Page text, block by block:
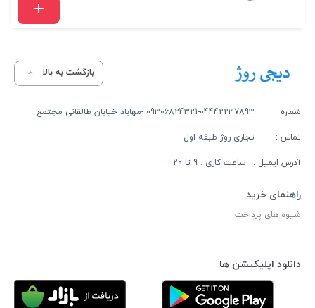
بازگشت به بالا
شماره
تماس :
09306824321-04442237893 -مهاباد خیابان طالقانی مجتمع
تجاری روژ طبقه اول -
آدرس ایمیل : ساعت کاری : 9 تا 20
راهنمای خرید
شیوه های پرداخت
دانلود اپلیکیشن ها